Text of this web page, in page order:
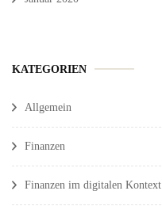
KATEGORIEN
Allgemein
Finanzen
Finanzen im digitalen Kontext